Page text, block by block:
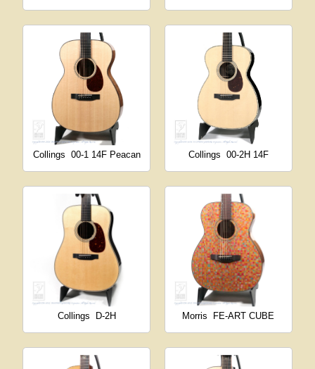
Collings 00-1 14F Peacan Collings 00-2H 14F
Collings D-2H Morris FE-ART CUBE